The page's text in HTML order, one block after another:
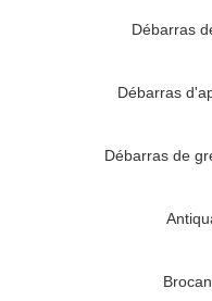
Débarras
Débarras
Débarras de